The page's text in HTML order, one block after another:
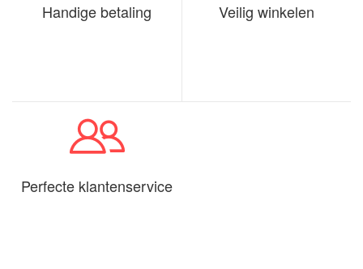
Handige betaling Veilig winkelen
Perfecte klantenservice